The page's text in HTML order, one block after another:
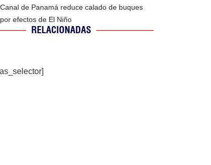
Canal de Panamá reduce calado de buques
por efectos de El Niño
RELACIONADAS